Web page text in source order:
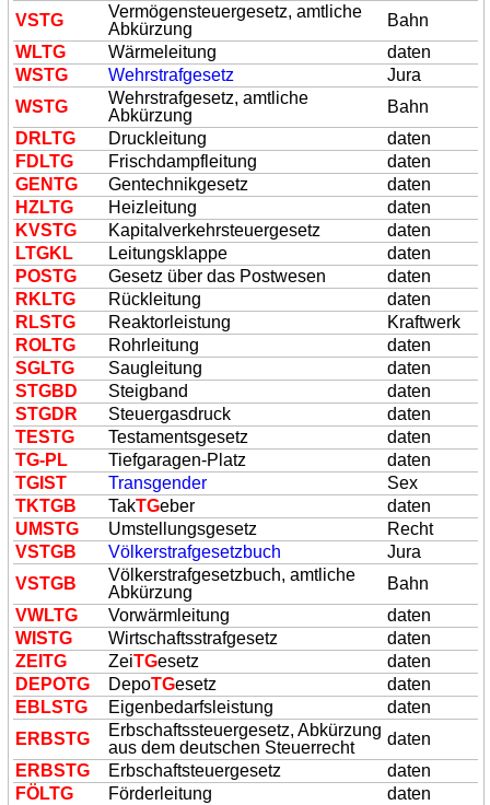
VSTG
Vermögensteuergesetz, amtliche
Abkürzung
Bahn
WLTG Wärmeleitung
daten
WSTG Wehrstrafgesetz
Jura
WSTG
Wehrstrafgesetz, amtliche
Abkürzung
Bahn
DRLTG Druckleitung
daten
FDLTG Frischdampfleitung
daten
GENTG Gentechnikgesetz
daten
HZLTG Heizleitung
daten
KVSTG Kapitalverkehrsteuergesetz
daten
LTGKL Leitungsklappe
daten
POSTG Gesetz über das Postwesen
daten
RKLTG Rückleitung
daten
RLSTG Reaktorleistung
Kraftwerk
ROLTG Rohrleitung
daten
SGLTG Saugleitung
daten
STGBD Steigband
daten
STGDR Steuergasdruck
daten
TESTG Testamentsgesetz
daten
TG-PL Tiefgaragen-Platz
daten
TG IST Transgender
Sex
TKTGB TakTGeber
daten
UMSTG Umstellungsgesetz
Recht
VSTGB Völkerstrafgesetzbuch
Jura
VSTGB
Völkerstrafgesetzbuch, amtliche
Abkürzung
Bahn
VWLTG Vorwärmleitung
daten
WISTG Wirtschaftsstrafgesetz
daten
ZEITG ZeiTGesetz
daten
DEPOTG DepoTGesetz
daten
EBLSTG Eigenbedarfsleistung
daten
ERBSTG
Erbschaftssteuergesetz, Abkürzung
aus dem deutschen Steuerrecht
daten
ERBSTG Erbschaftsteuergesetz
daten
FÖLTG Förderleitung
daten